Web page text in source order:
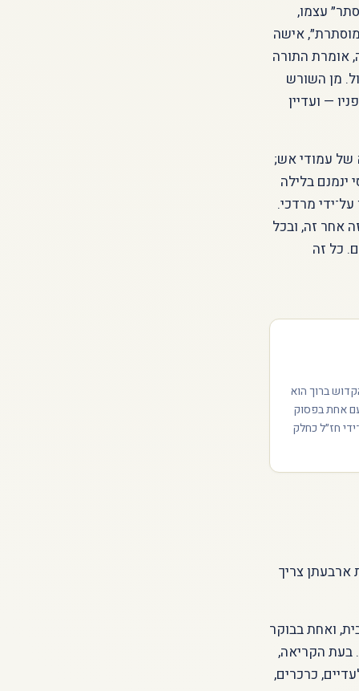
עצמו,
אישה
אומרת התורה
מן השורש
— ועדיין
של עמודי אש;
בלילה
מרדכי.
אחר זה, ובכל
כל זה
ברוך הוא
אחת בפסוק
חז״ל כחלק
ארבעתן צריך
ואחת בבוקר
בעת הקריאה,
כרכרים,